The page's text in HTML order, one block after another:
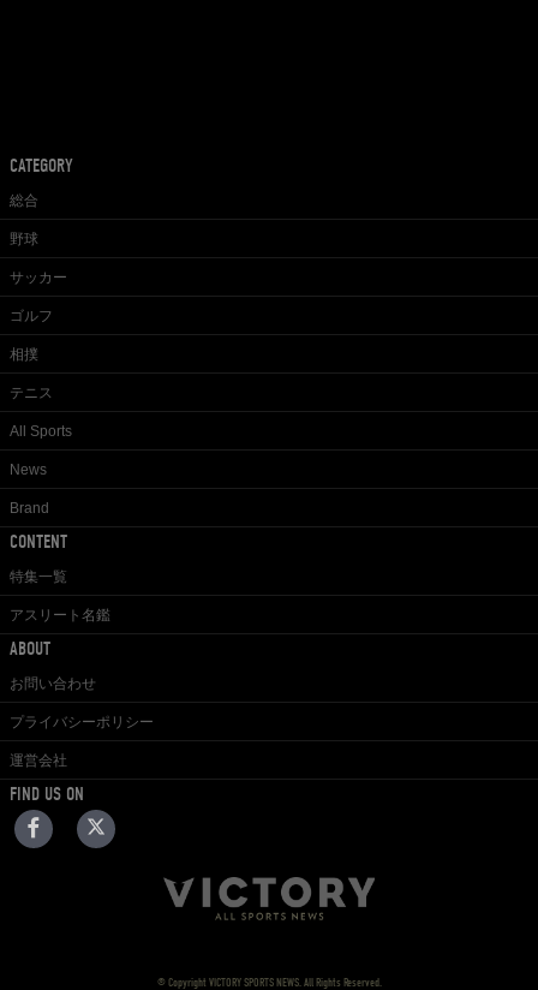
CATEGORY
総合
野球
サッカー
ゴルフ
相撲
テニス
All Sports
News
Brand
CONTENT
特集一覧
アスリート名鑑
ABOUT
お問い合わせ
プライバシーポリシー
運営会社
FIND US ON
© Copyright VICTORY SPORTS NEWS. All Rights Reserved.